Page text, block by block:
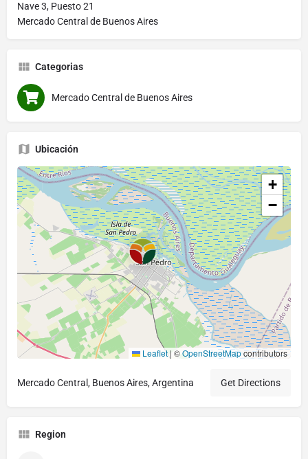
Nave 3, Puesto 21
Mercado Central de Buenos Aires
Categorias
Mercado Central de Buenos Aires
Ubicación
+
−
Leaflet | ©OpenStreetMapcontributors
Mercado Central, Buenos Aires, Argentina Get Directions
Region